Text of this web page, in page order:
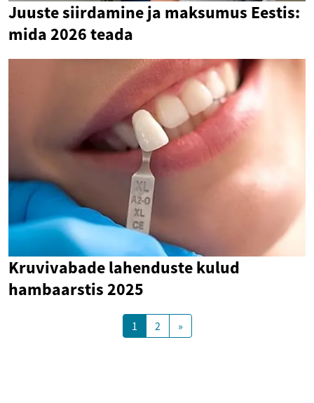
Juuste siirdamine ja maksumus Eestis:
mida 2026 teada
Kruvivabade lahenduste kulud
hambaarstis 2025
1 2 »